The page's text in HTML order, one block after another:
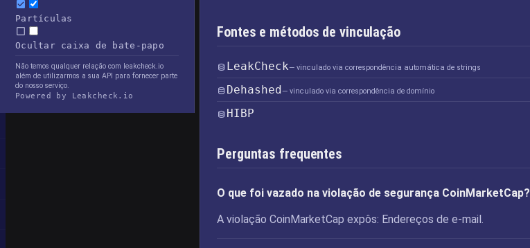
Partículas
Ocultar caixa de bate-papo
Não temos qualquer relação com leakcheck.io
além de utilizarmos a sua API para fornecer parte
do nosso serviço.
Powered by Leakcheck.io
Fontes e métodos de vinculação
LeakCheck— vinculado via correspondência automática de strings
Dehashed— vinculado via correspondência de domínio
HIBP
Perguntas frequentes
O que foi vazado na violação de segurança CoinMarketCap?
A violação CoinMarketCap expôs: Endereços de e-mail.